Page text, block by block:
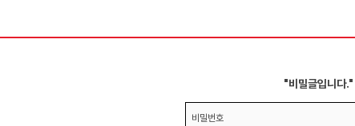
"비밀글입니다."
비밀번호